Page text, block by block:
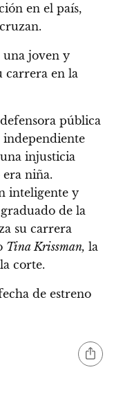
en el país,
una joven y
carrera en la
pública
independiente
injusticia
niña.
inteligente y
de la
su carrera
Tina Krissman, la
corte.
de estreno